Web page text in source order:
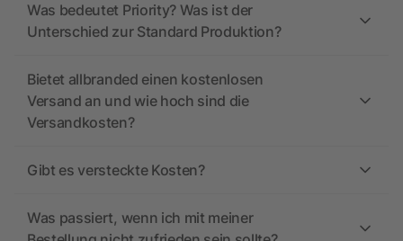
Was bedeutet Priority? Was ist der
Unterschied zur Standard Produktion?
Bietet allbranded einen kostenlosen
Versand an und wie hoch sind die
Versandkosten?
Gibt es versteckte Kosten?
Was passiert, wenn ich mit meiner